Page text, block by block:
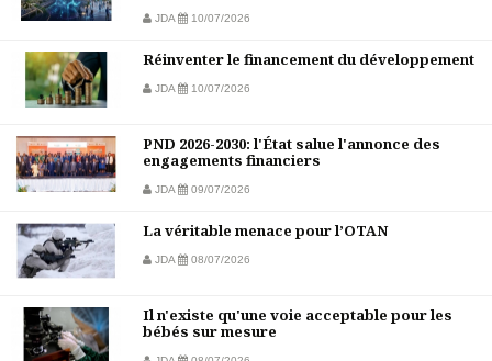
JDA 10/07/2026
Réinventer le financement du développement
JDA 10/07/2026
PND 2026-2030: l'État salue l'annonce des
engagements financiers
JDA 09/07/2026
La véritable menace pour l’OTAN
JDA 08/07/2026
Il n'existe qu'une voie acceptable pour les
bébés sur mesure